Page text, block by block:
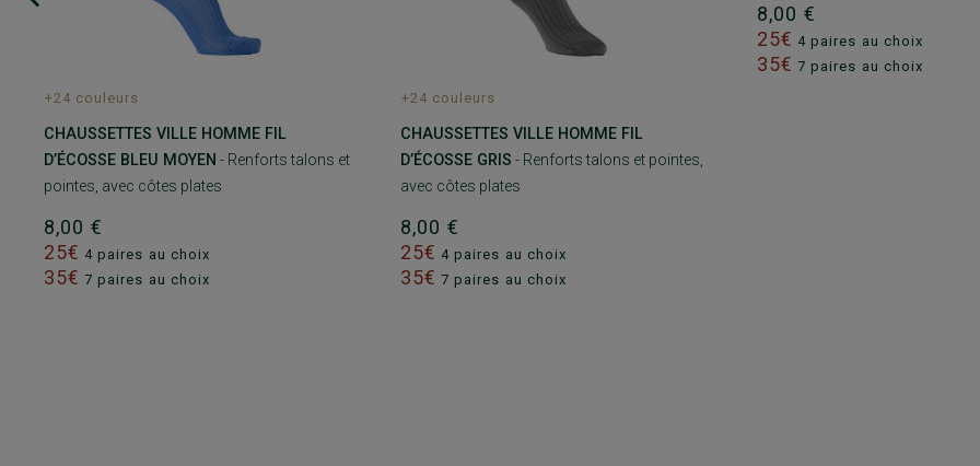
+24 couleurs
CHAUSSETTES VILLE HOMME FIL
D’ÉCOSSE BLEU MOYEN - Renforts talons et
pointes, avec côtes plates
8,00 €
25€ 4 paires au choix
35€ 7 paires au choix
+24 couleurs
CHAUSSETTES VILLE HOMME FIL
D’ÉCOSSE GRIS - Renforts talons et pointes,
avec côtes plates
8,00 €
25€ 4 paires au choix
35€ 7 paires au choix
8,00 €
25€ 4 paires au choix
35€ 7 paires au choix